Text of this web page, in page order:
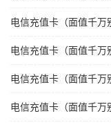
电信充值卡（面值千
电信充值卡（面值千
电信充值卡（面值千
电信充值卡（面值千